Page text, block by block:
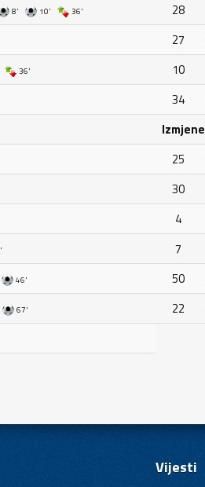
8' 10' 36'
36'
46'
67'
28
27
10
34
Izmjene
25
30
4
7
50
22
Vijesti